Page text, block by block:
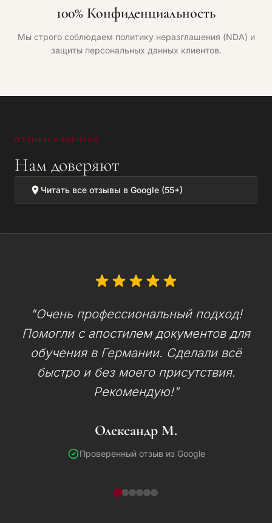
100% Конфиденциальность
Мы строго соблюдаем политику неразглашения (NDA) и
защиты персональных данных клиентов.
ОТЗЫВЫ КЛИЕНТОВ
Нам доверяют
Читать все отзывы в Google (55+)
"Очень профессиональный подход!
Помогли с апостилем документов для
обучения в Германии. Сделали всё
быстро и без моего присутствия.
Рекомендую!"
Олександр М.
Проверенный отзыв из Google